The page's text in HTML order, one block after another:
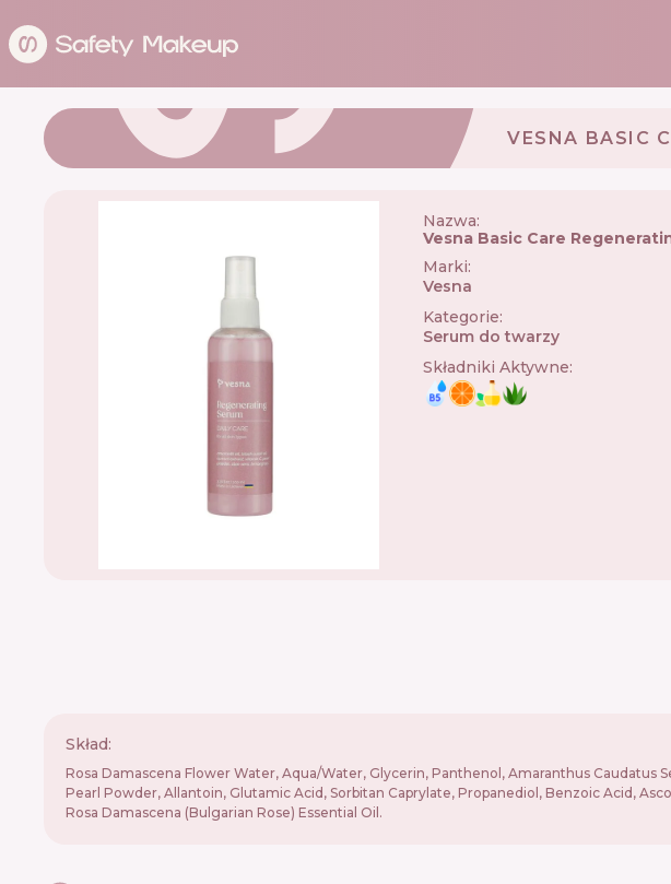
VESNA BASIC
Nazwa:
Vesna Basic Care
Marki:
Vesna
Kategorie:
Serum do twarzy
Składniki Aktywne:
Skład:
Rosa Damascena Flower Water, Aqua/Water, Glycerin, Panthenol, Amaranthus Caudatus
Pearl Powder, Allantoin, Glutamic Acid, Sorbitan Caprylate, Propanediol, Benzoic Acid,
Rosa Damascena (Bulgarian Rose) Essential Oil.